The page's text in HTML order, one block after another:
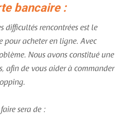
bancaire :
difficultés rencontrées est le
pour acheter en ligne. Avec
Nous avons constitué une
afin de vous aider à commander
sera de :